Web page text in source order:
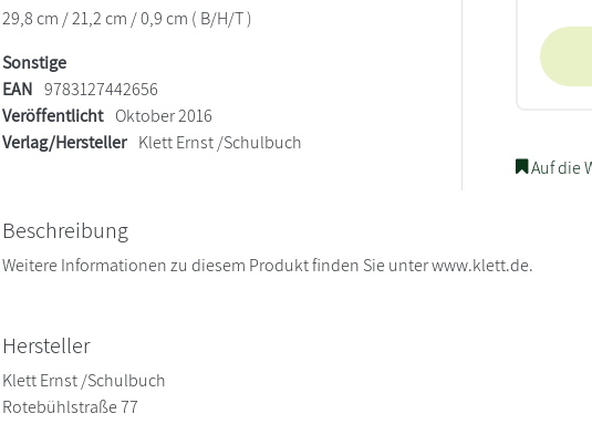
29,8 cm / 21,2 cm / 0,9 cm ( B/H/T )
Sonstige
EAN 9783127442656
Veröffentlicht Oktober 2016
Verlag/Hersteller Klett Ernst /Schulbuch
Auf die
Beschreibung
Weitere Informationen zu diesem Produkt finden Sie unter www.klett.de.
Hersteller
Klett Ernst /Schulbuch
Rotebühlstraße 77